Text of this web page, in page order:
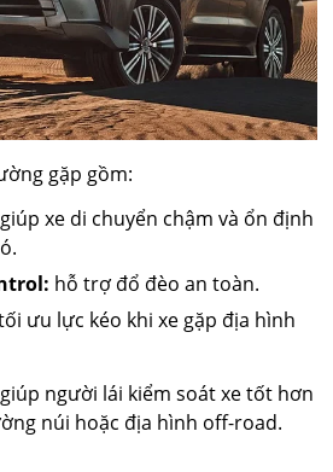
gặp gồm:
giúp xe di chuyển chậm và ổn định
hỗ trợ đổ đèo an toàn.
ưu lực kéo khi xe gặp địa hình
người lái kiểm soát xe tốt hơn
núi hoặc địa hình off-road.